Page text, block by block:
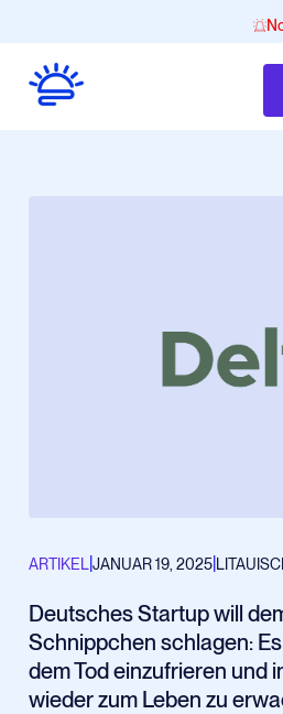
ARTIKEL|JANUAR 19, 2025
Deutsches Startup will
Schnippchen schlagen:
dem Tod einzufrieren und
wieder zum Leben zu